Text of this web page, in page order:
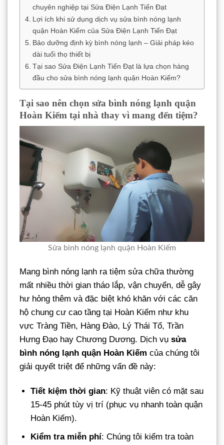
chuyên nghiệp tại Sửa Điện Lạnh Tiến Đạt
Lợi ích khi sử dụng dịch vụ sửa bình nóng lạnh
quận Hoàn Kiếm của Sửa Điện Lạnh Tiến Đạt
Bảo dưỡng định kỳ bình nóng lạnh – Giải pháp kéo
dài tuổi thọ thiết bị
Tại sao Sửa Điện Lạnh Tiến Đạt là lựa chọn hàng
đầu cho sửa bình nóng lạnh quận Hoàn Kiếm?
Tại sao nên chọn sửa bình nóng lạnh quận
Hoàn Kiếm tại nhà thay vì mang đến tiệm?
Sửa bình nóng lạnh quận Hoàn Kiếm
Mang bình nóng lạnh ra tiệm sửa chữa thường
mất nhiều thời gian tháo lắp, vận chuyển, dễ gây
hư hỏng thêm và đặc biệt khó khăn với các căn
hộ chung cư cao tầng tại Hoàn Kiếm như khu
vực Tràng Tiền, Hàng Đào, Lý Thái Tổ, Trần
Hưng Đạo hay Chương Dương. Dịch vụ sửa
bình nóng lạnh quận Hoàn Kiếm của chúng tôi
giải quyết triệt để những vấn đề này:
Tiết kiệm thời gian: Kỹ thuật viên có mặt sau
15-45 phút tùy vị trí (phục vụ nhanh toàn quận
Hoàn Kiếm).
Kiểm tra miễn phí: Chúng tôi kiểm tra toàn